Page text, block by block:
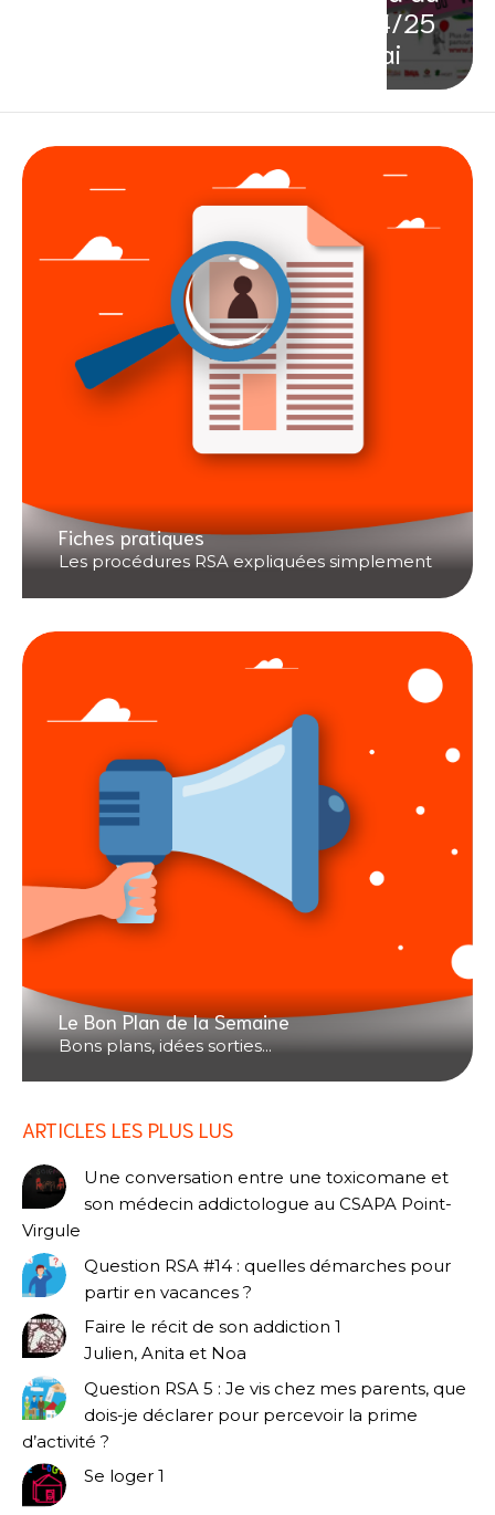
24/25
mai
Fiches pratiques
Les procédures RSA expliquées simplement
Le Bon Plan de la Semaine
Bons plans, idées sorties...
ARTICLES LES PLUS LUS
Une conversation entre une toxicomane et
son médecin addictologue au CSAPA Point-
Virgule
Question RSA #14 : quelles démarches pour
partir en vacances ?
Faire le récit de son addiction 1
Julien, Anita et Noa
Question RSA 5 : Je vis chez mes parents, que
dois-je déclarer pour percevoir la prime
d’activité ?
Se loger 1